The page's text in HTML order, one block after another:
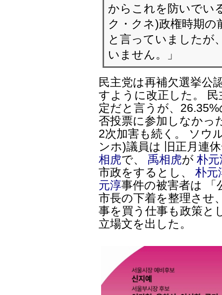
からこれを防いでい
ク・クネ)政権時期
と言っていましたが
いません。」
民主党は再補欠選挙公
すように改正した。
定だと言うが、
否投票に参加しなかっ
2次加害も続く。 ソウ
ンホ)議員は 旧正月連
相虎で、 禹相虎が朴
市政をするとし、朴元
元淳事件の被害者は 「
市長の下着を整理させ
事を買う仕事も政策と
立場文を出した。